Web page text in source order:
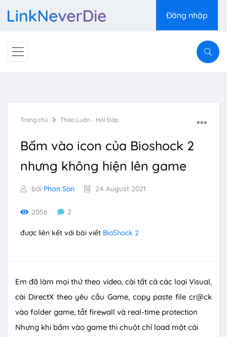
Đăng nhập
Trang chủ Thảo Luận - Hỏi Đáp
Bấm vào icon của Bioshock 2
nhưng không hiện lên game
bởi Phan Son 24 August 2021
2056 2
được liên kết với bài viết BioShock 2
Em đã làm mọi thứ theo video, cài tất cả các loại Visual,
cài DirectX theo yêu cầu Game, copy paste file cr@ck
vào folder game, tắt firewall và real-time protection
Nhưng khi bấm vào game thì chuột chỉ load một cái